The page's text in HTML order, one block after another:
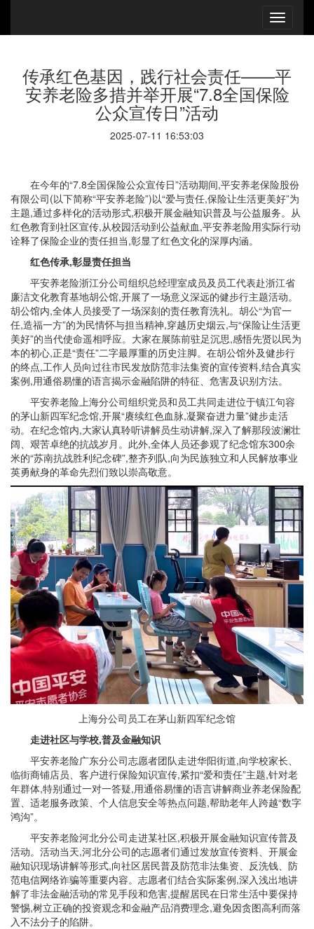
传承红色基因，践行社会责任——平
安养老险多措并举开展“7.8全国保险
公众宣传日”活动
2025-07-11 16:53:03
在今年的“7.8全国保险公众宣传日”活动期间,平安养老保险股份
有限公司(以下简称“平安养老险”)以“爱与责任,保险让生活更美好”为
主题,通过多样化的活动形式,积极开展金融知识普及与公益服务。从
红色教育到社区宣传,从校园活动到公益献血,平安养老险用实际行动
诠释了保险企业的责任担当,彰显了红色文化的深厚内涵。
红色传承,彰显责任担当
平安养老险浙江分公司组织总经理室成员及员工代表赴浙江省
廉洁文化教育基地胡公馆,开展了一场意义深远的健步行主题活动。
胡公馆内,全体人员接受了一场深刻的责任教育洗礼。胡公“为官一
任,造福一方”的为民情怀与担当精神,穿越历史烟云,与“保险让生活更
美好”的当代使命遥相呼应。大家在展陈前驻足沉思,感悟先贤以民为
本的初心,正是“责任”二字最厚重的历史注脚。在胡公馆外及健步行
的终点,工作人员向过往市民发放防范非法集资的宣传资料,结合真实
案例,用通俗易懂的语言揭示金融陷阱的特征、危害及识别方法。
平安养老险上海分公司组织党员和员工共同走进位于镇江句容
的茅山新四军纪念馆,开展“赓续红色血脉,凝聚奋进力量”健步走活
动。在纪念馆内,大家认真聆听讲解员生动讲解,深入了解那段波澜壮
阔、艰苦卓绝的抗战岁月。此外,全体人员还参观了纪念馆东300余
米的“苏南抗战胜利纪念碑”,整齐列队,向为民族独立和人民解放事业
英勇献身的革命先烈们致以崇高敬意。
上海分公司员工在茅山新四军纪念馆
走进社区与学校,普及金融知识
平安养老险广东分公司志愿者团队走进华阳街道,向学校家长、
临街商铺店员、客户进行保险知识宣传,紧扣“爱和责任”主题,针对老
年群体,特别通过一对一答疑,用通俗易懂的语言讲解商业养老保险配
置、适老服务政策、个人信息安全等热点问题,帮助老年人跨越“数字
鸿沟”。
平安养老险河北分公司走进某社区,积极开展金融知识宣传普及
活动。活动当天,河北分公司的志愿者们通过发放宣传资料、开展金
融知识现场讲解等形式,向社区居民普及防范非法集资、反洗钱、防
范电信网络诈骗等重要内容。志愿者们结合实际案例,深入浅出地讲
解了非法金融活动的常见手段和危害,提醒居民在日常生活中要保持
警惕,树立正确的投资观念和金融产品消费理念,避免因贪图高利而落
入不法分子的陷阱。